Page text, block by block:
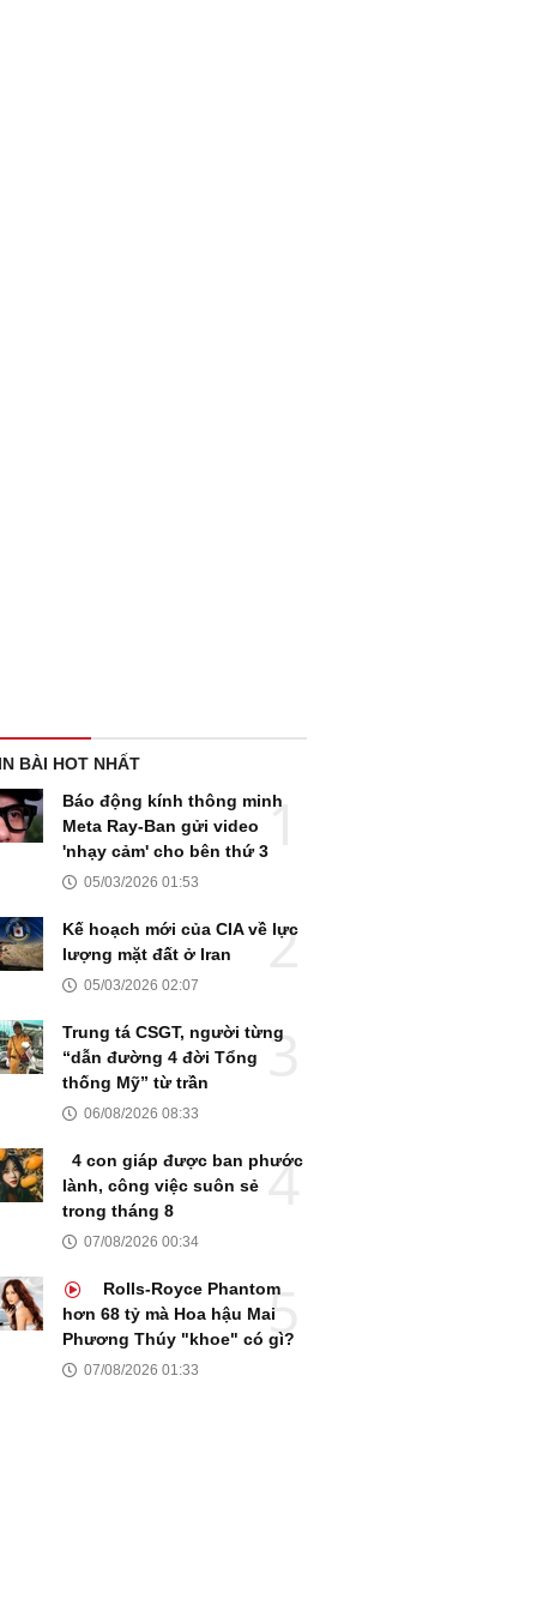
BÀI HOT NHẤT
Báo động kính thông minh
Meta Ray-Ban gửi video
'nhạy cảm' cho bên thứ 3
05/03/2026 01:53
Kế hoạch mới của CIA về lực
lượng mặt đất ở Iran
05/03/2026 02:07
Trung tá CSGT, người từng
“dẫn đường 4 đời Tổng
thống Mỹ” từ trần
06/08/2026 08:33
4 con giáp được ban phước
lành, công việc suôn sẻ
trong tháng 8
07/08/2026 00:34
Rolls-Royce Phantom
hơn 68 tỷ mà Hoa hậu Mai
Phương Thúy "khoe" có gì?
07/08/2026 01:33